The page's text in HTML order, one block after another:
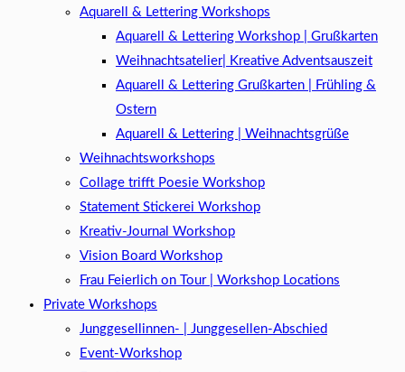
Aquarell & Lettering Workshops
Aquarell & Lettering Workshop | Grußkarten
Weihnachtsatelier| Kreative Adventsauszeit
Aquarell & Lettering Grußkarten | Frühling &
Ostern
Aquarell & Lettering | Weihnachtsgrüße​
Weihnachtsworkshops
Collage trifft Poesie Workshop
Statement Stickerei Workshop
Kreativ-Journal Workshop
Vision Board Workshop
Frau Feierlich on Tour | Workshop Locations
Private Workshops
Junggesellinnen- | Junggesellen-Abschied
Event-Workshop